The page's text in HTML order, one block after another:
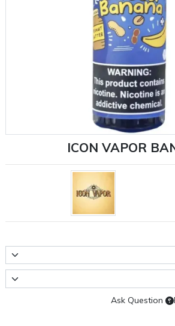
ICON VAPOR
Ask Question